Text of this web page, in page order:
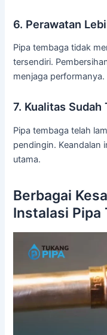
6. Perawatan
Pipa tembaga tidak
tersendiri.
menjaga performanya.
7. Kualitas
Pipa tembaga telah
pendingin. Keandalan
utama.
Berbagai
Instalasi Pipa